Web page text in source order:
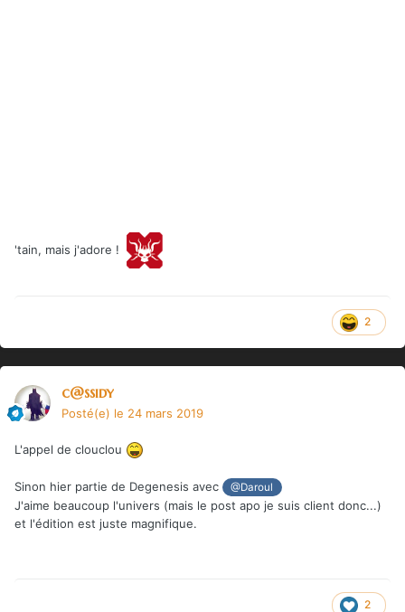
'tain, mais j'adore !
2
c@ssidy
Posté(e) le 24 mars 2019
L'appel de clouclou
Sinon hier partie de Degenesis avec @Daroul
J'aime beaucoup l'univers (mais le post apo je suis client donc...)
et l'édition est juste magnifique.
2